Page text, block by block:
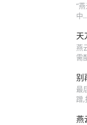
“
中
天
燕
需
别
最
蹭,
燕